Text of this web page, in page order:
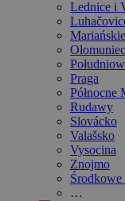
Lednice i
Ołomuniec
Praga
Północne
Rudawy
Slovácko
Valašsko
Vysocina
Znojmo
Środkowe
…